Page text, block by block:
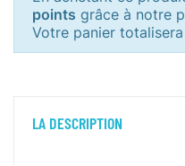
points grâce à notre
Votre panier totalisera
LA DESCRIPTION